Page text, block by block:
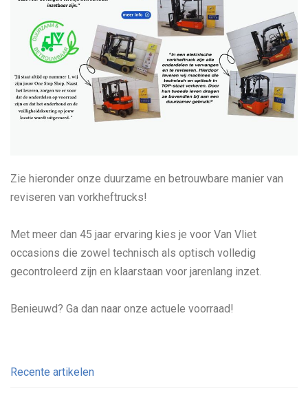
Zie hieronder onze duurzame en betrouwbare manier van
reviseren van vorkheftrucks!
Met meer dan 45 jaar ervaring kies je voor Van Vliet
occasions die zowel technisch als optisch volledig
gecontroleerd zijn en klaarstaan voor jarenlang inzet.
Benieuwd? Ga dan naar onze actuele voorraad!
Recente artikelen